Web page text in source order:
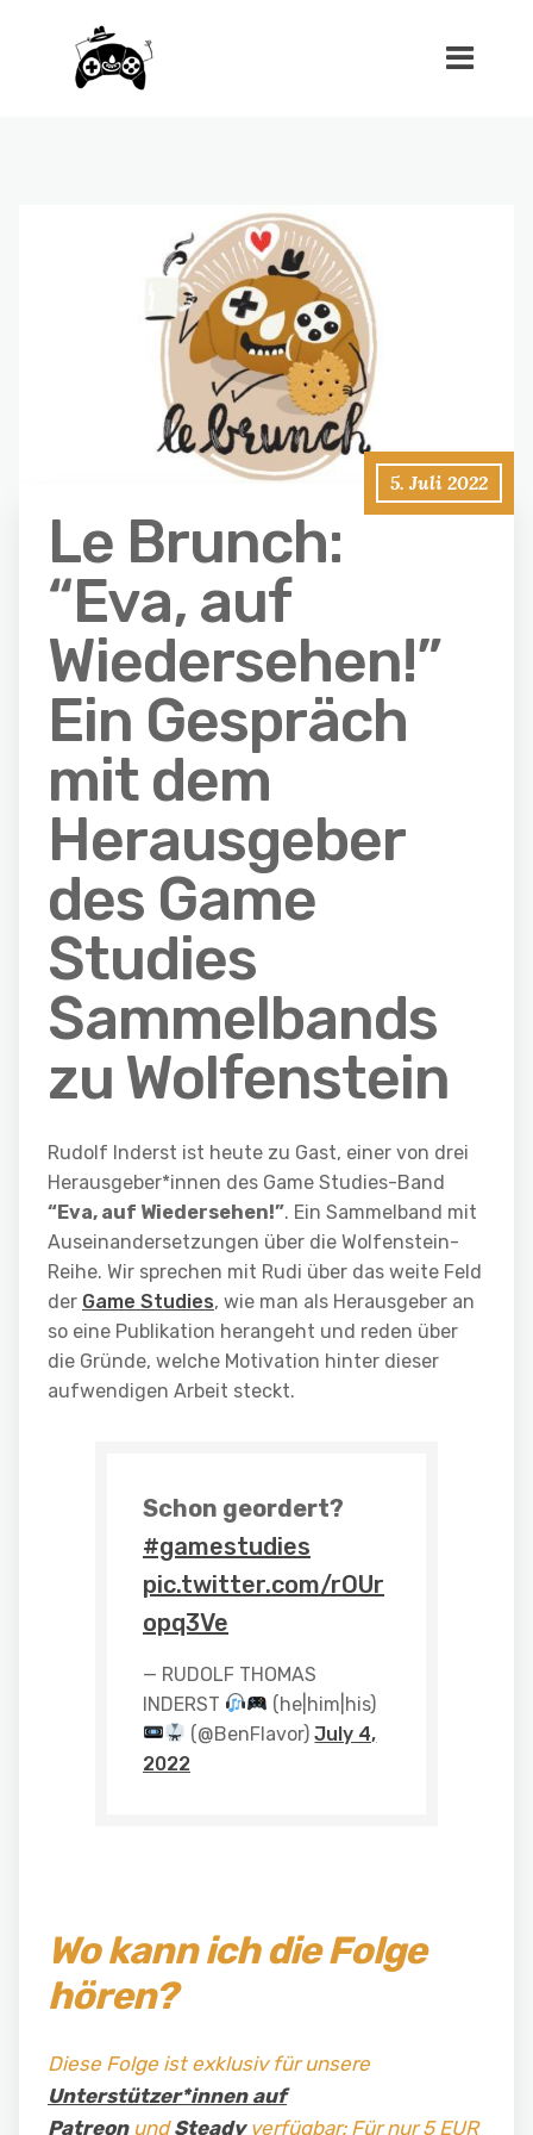
5. Juli 2022
Le Brunch:
“Eva, auf
Wiedersehen!”
Ein Gespräch
mit dem
Herausgeber
des Game
Studies
Sammelbands
zu Wolfenstein
Rudolf Inderst ist heute zu Gast, einer von drei
Herausgeber*innen des Game Studies-Band
“Eva, auf Wiedersehen!”. Ein Sammelband mit
Auseinandersetzungen über die Wolfenstein-
Reihe. Wir sprechen mit Rudi über das weite Feld
der Game Studies, wie man als Herausgeber an
so eine Publikation herangeht und reden über
die Gründe, welche Motivation hinter dieser
aufwendigen Arbeit steckt.
Schon geordert?
#gamestudies
pic.twitter.com/rOUr
opq3Ve
— RUDOLF THOMAS
INDERST
(he|him|his)
(@BenFlavor)July 4,
2022
Wo kann ich die Folge
hören?
Diese Folge ist exklusiv für unsere
Unterstützer*innen auf
PatreonundSteadyverfügbar: Für nur 5 EUR